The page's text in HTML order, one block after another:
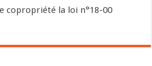
copropriété la loi n°18-00